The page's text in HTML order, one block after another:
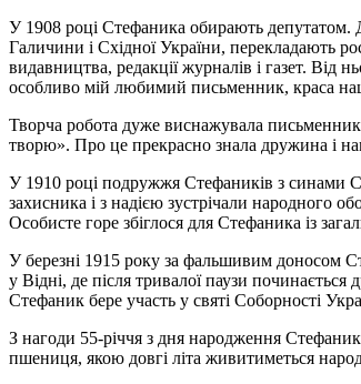
У 1908 році Стефаника обирають депутатом.
Галичини і Східної України, перекладають
видавництва, редакції журналів і газет.
особливо мій любимий письменник, краса
Творча робота дуже виснажувала
творю». Про це прекрасно знала дружина і
У 1910 році подружжя Стефаників з синами
захисника і з надією зустрічали народного
Особисте горе збіглося для Стефаника із
У березні 1915 року за фальшивим доносом
у Відні, де після тривалої паузи починається
Стефаник бере участь у святі Соборності
З нагоди 55-річчя з дня народження
пшениця, якою довгі літа живитиметься